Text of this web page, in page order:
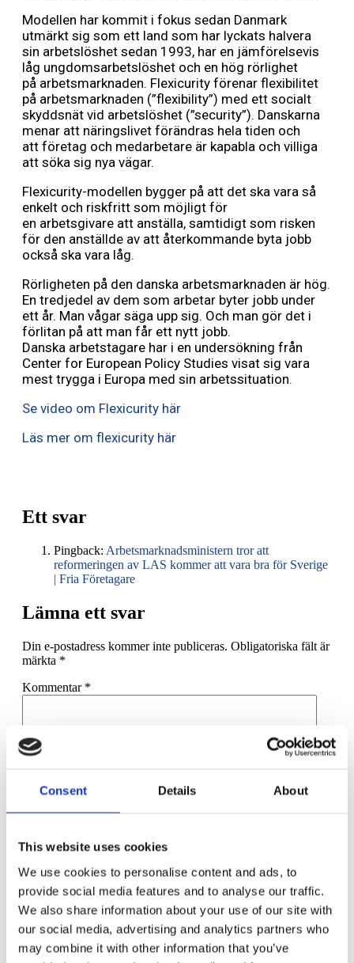
Consent Details About
This website uses cookies
We use cookies to personalise content and ads, to
provide social media features and to analyse our traffic.
We also share information about your use of our site with
our social media, advertising and analytics partners who
may combine it with other information that you’ve
Modellen har kommit i fokus sedan Danmark
utmärkt sig som ett land som har lyckats halvera
sin arbetslöshet sedan 1993, har en jämförelsevis
låg ungdomsarbetslöshet och en hög rörlighet
på arbetsmarknaden. Flexicurity förenar flexibilitet
på arbetsmarknaden (”flexibility”) med ett socialt
skyddsnät vid arbetslöshet (”security”). Danskarna
menar att näringslivet förändras hela tiden och
att företag och medarbetare är kapabla och villiga
att söka sig nya vägar.
Flexicurity-modellen bygger på att det ska vara så
enkelt och riskfritt som möjligt för
en arbetsgivare att anställa, samtidigt som risken
för den anställde av att återkommande byta jobb
också ska vara låg.
Rörligheten på den danska arbetsmarknaden är hög.
En tredjedel av dem som arbetar byter jobb under
ett år. Man vågar säga upp sig. Och man gör det i
förlitan på att man får ett nytt jobb.
Danska arbetstagare har i en undersökning från
Center for European Policy Studies visat sig vara
mest trygga i Europa med sin arbetssituation.
Se video om Flexicurity här
Läs mer om flexicurity här
Ett svar
Pingback: Arbetsmarknadsministern tror att
reformeringen av LAS kommer att vara bra för Sverige
| Fria Företagare
Lämna ett svar
Din e-postadress kommer inte publiceras. Obligatoriska fält är
märkta *
Kommentar *
Namn*
E-postadress*
Webbplats
Spara mitt namn, min e-postadress och webbplats i denna
webbläsare till nästa gång jag skriver en kommentar.